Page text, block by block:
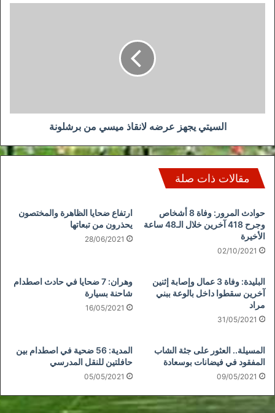
السيتي يجهز عرضه لانقاذ ميسي من برشلونة
مقالات ذات صلة
حوادث المرور: وفاة 8 أشخاص
وجرح 418 آخرين خلال الـ48 ساعة
الأخيرة
02/10/2021
ارتفاع ضحايا الظاهرة والمختصون
يحذرون من تبعاتها
28/06/2021
البليدة: وفاة 3 عمال وإصابة إثنين
آخرين سقطوا داخل بالوعة ببني
مراد
31/05/2021
وهران: 7 ضحايا في حادث اصطدام
شاحنة بسيارة
16/05/2021
المسيلة.. العثور على جثة الشاب
المفقود في فيضانات بوسعادة
09/05/2021
المدية: 56 ضحية في اصطدام بين
حافلتين للنقل المدرسي
05/05/2021